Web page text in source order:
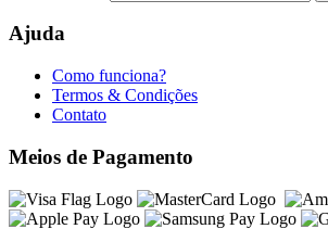
Ajuda
Como funciona?
Termos & Condições
Contato
Meios de Pagamento